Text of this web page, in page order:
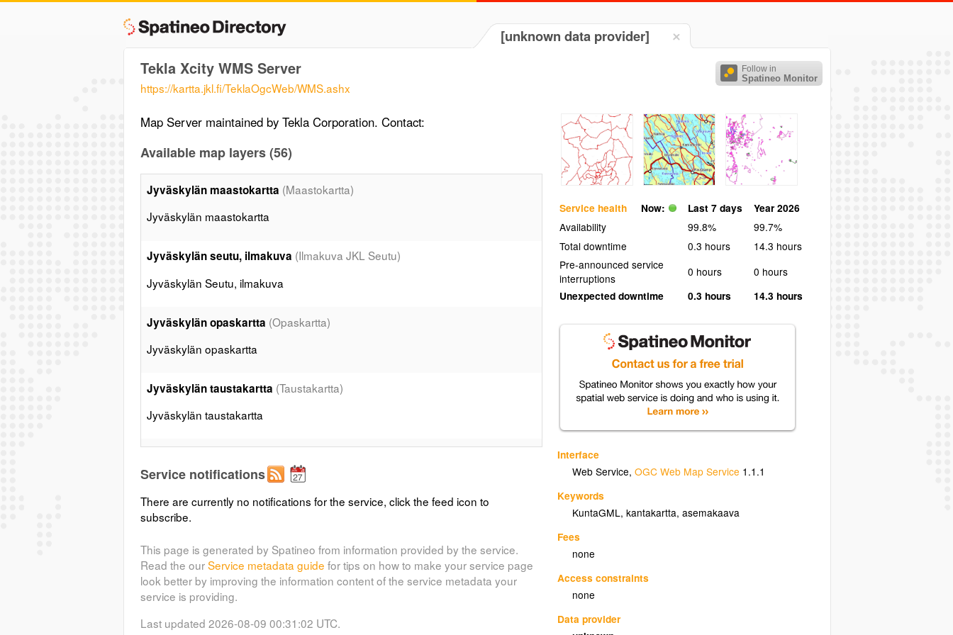
[unknown data provider]
Follow in
Spatineo Monitor
Tekla Xcity WMS Server
https://kartta.jkl.fi/TeklaOgcWeb/WMS.ashx
Service health Now: Last 7 days
Year 2026
Availability
99.8%
99.7%
Total downtime
0.3 hours
14.3 hours
Pre-announced service
interruptions
0 hours
0 hours
Unexpected downtime
0.3 hours 14.3 hours
Interface
Web Service,OGC Web Map Service 1.1.1
Keywords
KuntaGML,kantakartta,asemakaava
Fees
none
Access constraints
none
Data provider
Map Server maintained by Tekla Corporation. Contact:
Available map layers (56)
Jyväskylän maastokartta (Maastokartta)
Jyväskylän maastokartta
Jyväskylän seutu, ilmakuva (Ilmakuva JKL Seutu)
Jyväskylän Seutu, ilmakuva
Jyväskylän opaskartta (Opaskartta)
Jyväskylän opaskartta
Jyväskylän taustakartta (Taustakartta)
Jyväskylän taustakartta
Jyväskylän ajantasa-asemakaava
Kaupunginosat
Jyväskylän kaupunginosat
Äänestysalueet (Aanestysalueet)
Service notifications
There are currently no notifications for the service, click the feed icon to
subscribe.
This page is generated by Spatineo from information provided by the service.
Read the ourService metadata guide for tips on how to make your service page
look better by improving the information content of the service metadata your
service is providing.
Last updated 2026-08-09 00:31:02 UTC.